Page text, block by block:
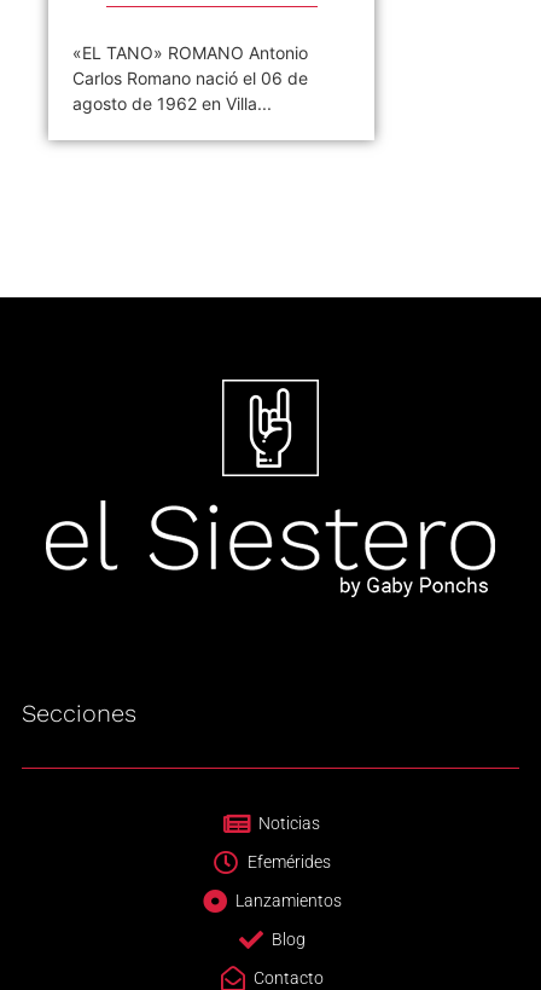
«EL TANO» ROMANO Antonio
Carlos Romano nació el 06 de
agosto de 1962 en Villa...
Secciones
Noticias
Efemérides
Lanzamientos
Blog
Contacto